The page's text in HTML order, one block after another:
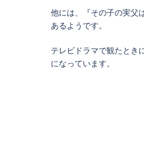
他には、『その子の実父
あるようです。
テレビドラマで観たとき
になっています。